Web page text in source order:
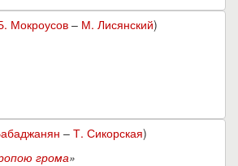
Мокроусов – М. Лисянский)
– Т. Сикорская)
грома»